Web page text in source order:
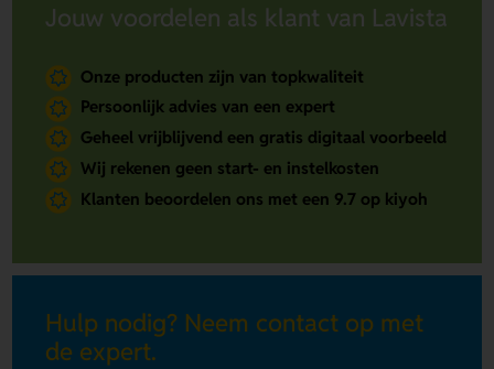
Jouw voordelen als klant van Lavista
Onze producten zijn van topkwaliteit
Persoonlijk advies van een expert
Geheel vrijblijvend een gratis digitaal voorbeeld
Wij rekenen geen start- en instelkosten
Klanten beoordelen ons met een 9.7 op kiyoh
Hulp nodig? Neem contact op met
de expert.